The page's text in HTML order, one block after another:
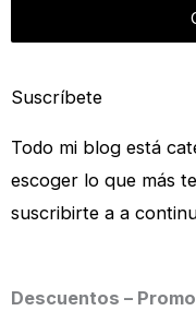
Suscríbete
Todo mi blog está
escoger lo que más
suscribirte a a
Descuentos –